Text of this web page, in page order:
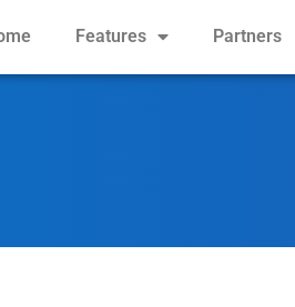
Features Partners